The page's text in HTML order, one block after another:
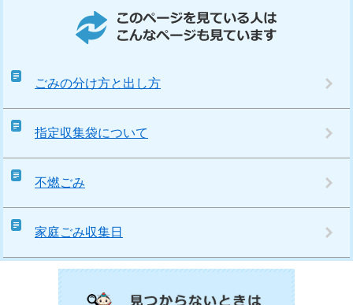
ごみの分け方と出し方
指定収集袋について
不燃ごみ
家庭ごみ収集日